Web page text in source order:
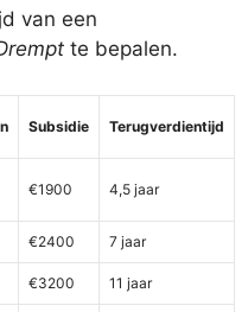
van een
te bepalen.
Subsidie Terugverdientijd
€1900 4,5 jaar
€2400 7 jaar
€3200 11 jaar